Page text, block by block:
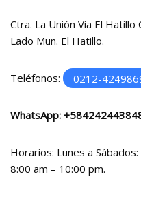
Ctra. La Unión Vía El Hatillo
Lado Mun. El Hatillo.
Teléfonos: 0212-
WhatsApp:
Horarios: Lunes a
8:00 am – 10:00 pm.